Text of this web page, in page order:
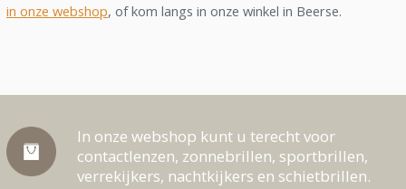
in onze webshop, of kom langs in onze winkel in Beerse.
In onze webshop kunt u terecht voor
contactlenzen, zonnebrillen, sportbrillen,
verrekijkers, nachtkijkers en schietbrillen.